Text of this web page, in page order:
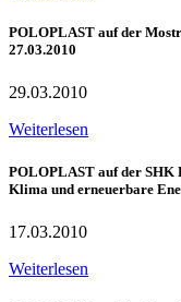
POLOPLAST auf der
27.03.2010
29.03.2010
Weiterlesen
POLOPLAST auf der SHK
Klima und erneuerbare
17.03.2010
Weiterlesen